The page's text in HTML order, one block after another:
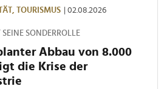
TOURISMUS | 02.08.2026
SONDERROLLE
Abbau von 8.000
die Krise der